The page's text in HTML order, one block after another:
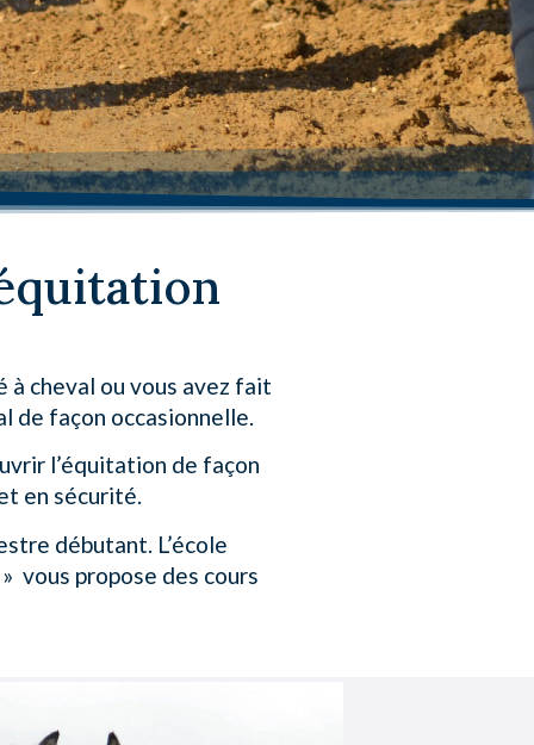
à cheval ou vous avez fait
de façon occasionnelle.
l’équitation de façon
en sécurité.
débutant. L’école
vous propose des cours